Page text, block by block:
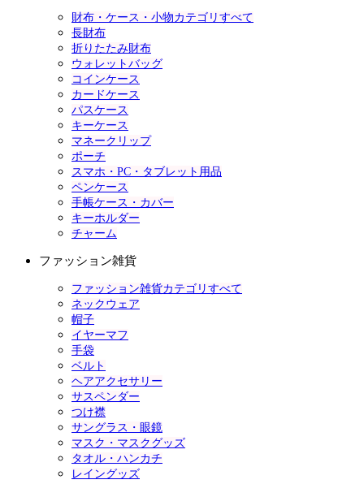
財布・ケース・小物カテゴリすべて
長財布
折りたたみ財布
ウォレットバッグ
コインケース
カードケース
パスケース
キーケース
マネークリップ
ポーチ
スマホ・PC・タブレット用品
ペンケース
手帳ケース・カバー
キーホルダー
チャーム
ファッション雑貨
ファッション雑貨カテゴリすべて
ネックウェア
帽子
イヤーマフ
手袋
ベルト
ヘアアクセサリー
サスペンダー
つけ襟
サングラス・眼鏡
マスク・マスクグッズ
タオル・ハンカチ
レイングッズ